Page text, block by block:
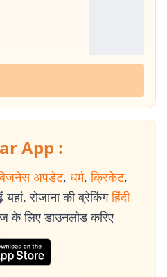
App :
अपडेट, धर्म, क्रिकेट,
रोजाना की ब्रेकिंग हिंदी
के लिए डाउनलोड करिए